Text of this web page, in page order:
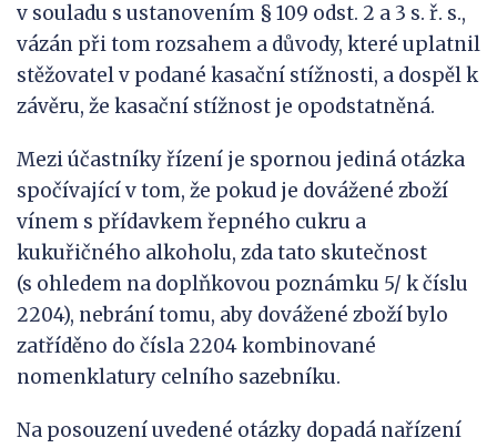
v souladu s ustanovením § 109 odst. 2 a 3 s. ř. s.,
vázán při tom rozsahem a důvody, které uplatnil
stěžovatel v podané kasační stížnosti, a dospěl k
závěru, že kasační stížnost je opodstatněná.
Mezi účastníky řízení je spornou jediná otázka
spočívající v tom, že pokud je dovážené zboží
vínem s přídavkem řepného cukru a
kukuřičného alkoholu, zda tato skutečnost
(s ohledem na doplňkovou poznámku 5/ k číslu
2204), nebrání tomu, aby dovážené zboží bylo
zatříděno do čísla 2204 kombinované
nomenklatury celního sazebníku.
Na posouzení uvedené otázky dopadá nařízení